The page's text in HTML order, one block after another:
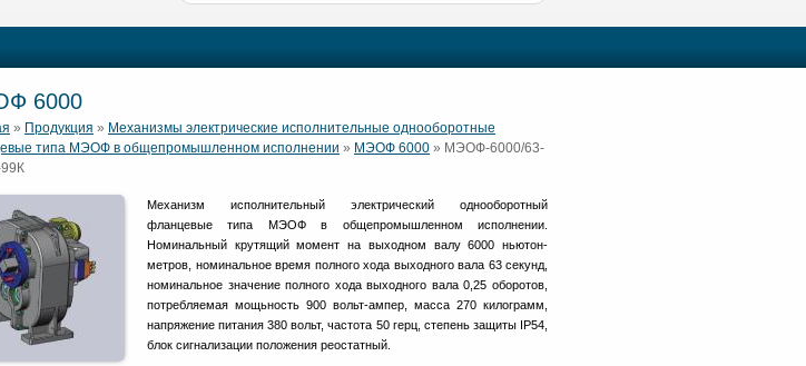
6000
» Продукция » Механизмы электрические исполнительные однооборотные
типа МЭОФ в общепромышленном исполнении » МЭОФ 6000 » МЭОФ-6000/63-
Механизм исполнительный электрический однооборотный
фланцевые типа МЭОФ в общепромышленном исполнении.
Номинальный крутящий момент на выходном валу 6000 ньютон-
метров, номинальное время полного хода выходного вала 63 секунд,
номинальное значение полного хода выходного вала 0,25 оборотов,
потребляемая мощьность 900 вольт-ампер, масса 270 килограмм,
напряжение питания 380 вольт, частота 50 герц, степень защиты IP54,
блок сигнализации положения реостатный.